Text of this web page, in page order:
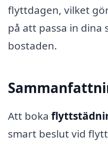
flyttdagen, vilket
på att passa in dina
bostaden.
Att boka
smart beslut vid